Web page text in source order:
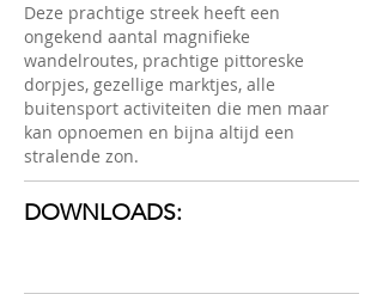
Deze prachtige streek heeft een
ongekend aantal magnifieke
wandelroutes, prachtige pittoreske
dorpjes, gezellige marktjes, alle
buitensport activiteiten die men maar
kan opnoemen en bijna altijd een
stralende zon.
DOWNLOADS: